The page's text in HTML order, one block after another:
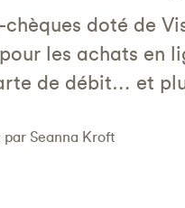
doté de
les achats en
de débit… et
par Seanna Kroft